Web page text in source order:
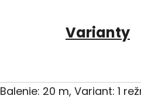
Varianty
Balenie: 20 m, Variant: 1